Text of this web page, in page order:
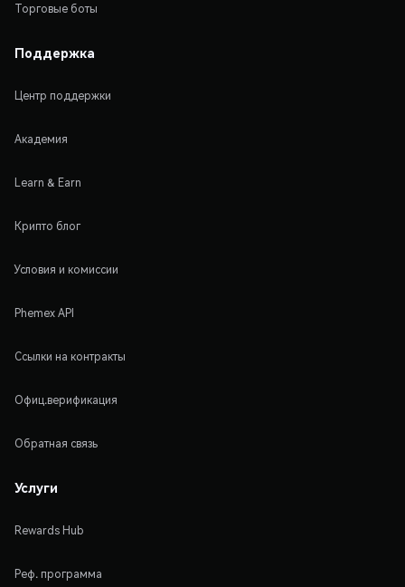
Торговые боты
Поддержка
Центр поддержки
Академия
Learn & Earn
Крипто блог
Условия и комиссии
Phemex API
Ссылки на контракты
Офиц.верификация
Обратная связь
Услуги
Rewards Hub
Реф. программа